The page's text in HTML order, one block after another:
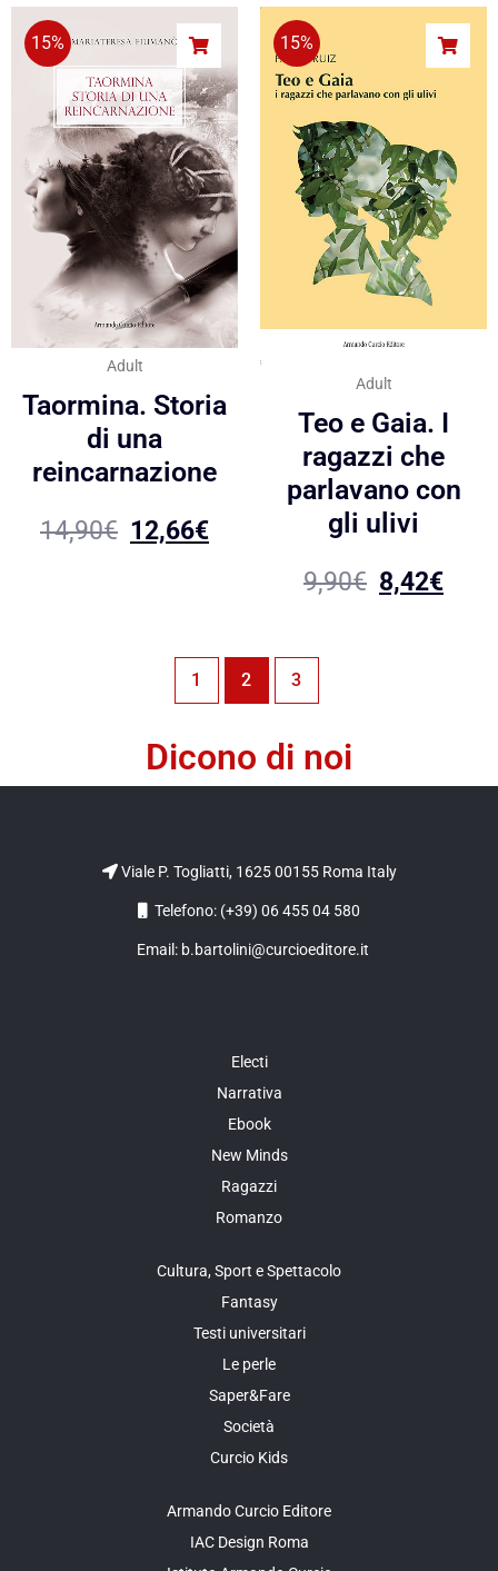
15%
Adult
Taormina. Storia
di una
reincarnazione
14,90€ 12,66€
15%
Adult
Teo e Gaia. I
ragazzi che
parlavano con
gli ulivi
9,90€ 8,42€
1 2 3
Dicono di noi
Viale P. Togliatti, 1625 00155 Roma Italy
Telefono: (+39) 06 455 04 580
Email: b.bartolini@curcioeditore.it
Electi
Narrativa
Ebook
New Minds
Ragazzi
Romanzo
Cultura, Sport e Spettacolo
Fantasy
Testi universitari
Le perle
Saper&Fare
Società
Curcio Kids
Armando Curcio Editore
IAC Design Roma